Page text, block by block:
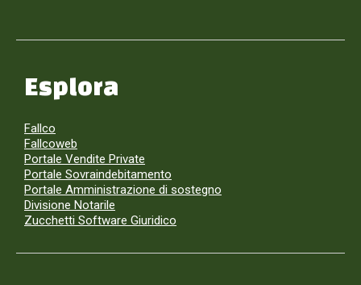
Esplora
Fallco
Fallcoweb
Portale Vendite Private
Portale Sovraindebitamento
Portale Amministrazione di sostegno
Divisione Notarile
Zucchetti Software Giuridico